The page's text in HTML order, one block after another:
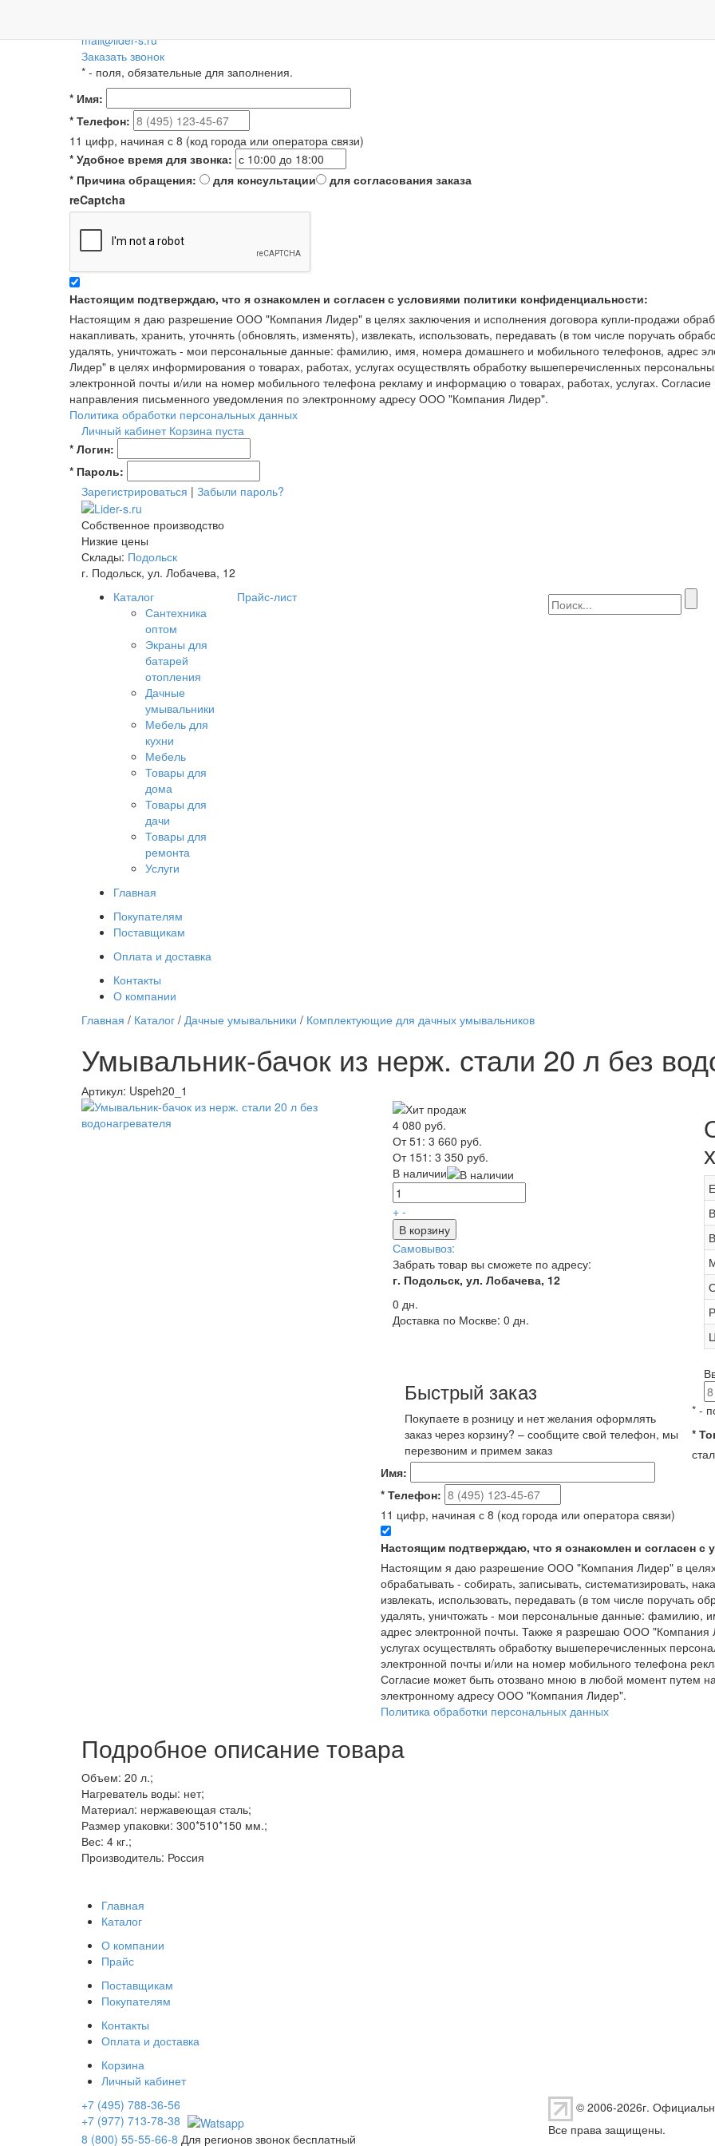
mail@lider-s.ru
Заказать звонок
* - поля, обязательные для заполнения.
* Имя:
* Телефон:
11 цифр, начиная с 8 (код города или оператора связи)
* Удобное время для звонка:
* Причина обращения: для консультации
для согласования заказа
reCaptcha
Настоящим подтверждаю, что я ознакомлен и согласен с условиями политики конфиденциальности:
Настоящим я даю разрешение ООО "Компания Лидер" в целях заключения и исполнения договора купли-продажи
накапливать, хранить, уточнять (обновлять, изменять), извлекать, использовать, передавать (в том числе поручать
удалять, уничтожать - мои персональные данные: фамилию, имя, номера домашнего и мобильного телефонов, адрес
Лидер" в целях информирования о товарах, работах, услугах осуществлять обработку вышеперечисленных
электронной почты и/или на номер мобильного телефона рекламу и информацию о товарах, работах, услугах.
направления письменного уведомления по электронному адресу ООО "Компания Лидер".
Политика обработки персональных данных
Личный кабинет Корзина пуста
* Логин:
* Пароль:
Зарегистрироваться | Забыли пароль?
Собственное производство
Низкие цены
Склады: Подольск
г. Подольск, ул. Лобачева, 12
Каталог
Сантехника
оптом
Экраны для
батарей
отопления
Дачные
умывальники
Мебель для
кухни
Мебель
Товары для
дома
Товары для
дачи
Товары для
ремонта
Услуги
Прайс-лист
Главная
Покупателям
Поставщикам
Оплата и доставка
Контакты
О компании
Главная / Каталог / Дачные умывальники / Комплектующие для дачных умывальников
Умывальник-бачок из нерж. стали 20 л без
Артикул: Uspeh20_1
4 080 руб.
От 51: 3 660 руб.
От 151: 3 350 руб.
В наличии
+ -
В корзину
Самовывоз:
Забрать товар вы сможете по адресу:
г. Подольск, ул. Лобачева, 12
0 дн.
Доставка по Москве: 0 дн.
Быстрый заказ
Покупаете в розницу и нет желания оформлять
заказ через корзину? – сообщите свой телефон, мы
перезвоним и примем заказ
* -
*
Имя:
* Телефон:
11 цифр, начиная с 8 (код города или оператора связи)
Настоящим подтверждаю, что я ознакомлен и согласен
Настоящим я даю разрешение ООО "Компания Лидер" в
обрабатывать - собирать, записывать, систематизировать,
извлекать, использовать, передавать (в том числе поручать
удалять, уничтожать - мои персональные данные: фамилию,
адрес электронной почты. Также я разрешаю ООО "Компания
услугах осуществлять обработку вышеперечисленных
электронной почты и/или на номер мобильного телефона
Согласие может быть отозвано мною в любой момент путем
электронному адресу ООО "Компания Лидер".
Политика обработки персональных данных
Подробное описание товара
Объем: 20 л.;
Нагреватель воды: нет;
Материал: нержавеющая сталь;
Размер упаковки: 300*510*150 мм.;
Вес: 4 кг.;
Производитель: Россия
Главная
Каталог
О компании
Прайс
Поставщикам
Покупателям
Контакты
Оплата и доставка
Корзина
Личный кабинет
+7 (495) 788-36-56
+7 (977) 713-78-38
8 (800) 55-55-66-8 Для регионов звонок бесплатный
© 2006-2026г.
Все права защищены.